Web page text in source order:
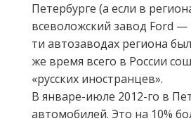
Петербурге (а если в
всеволожский завод Ford
ти автозаводах региона
же время всего в России
«русских иностранцев».
В январе-июле 2012-го в
автомобилей. Это на 10%